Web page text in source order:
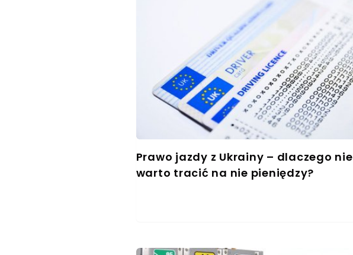
Prawo jazdy z Ukrainy – dlaczego nie
warto tracić na nie pieniędzy?